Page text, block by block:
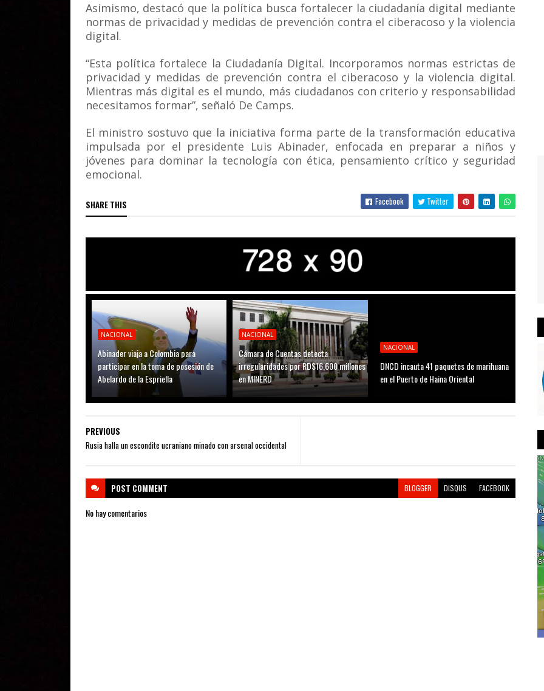
Asimismo, destacó que la política busca fortalecer la ciudadanía digital mediante
normas de privacidad y medidas de prevención contra el ciberacoso y la violencia
digital.
“Esta política fortalece la Ciudadanía Digital. Incorporamos normas estrictas de
privacidad y medidas de prevención contra el ciberacoso y la violencia digital.
Mientras más digital es el mundo, más ciudadanos con criterio y responsabilidad
necesitamos formar”, señaló De Camps.
El ministro sostuvo que la iniciativa forma parte de la transformación educativa
impulsada por el presidente Luis Abinader, enfocada en preparar a niños y
jóvenes para dominar la tecnología con ética, pensamiento crítico y seguridad
emocional.
SHARE THIS Facebook Twitter
NACIONAL
Abinader viaja a Colombia para
participar en la toma de posesión de
Abelardo de la Espriella
NACIONAL
Cámara de Cuentas detecta
irregularidades por RD$16,600 millones
en MINERD
NACIONAL
DNCD incauta 41 paquetes de marihuana
en el Puerto de Haina Oriental
PREVIOUS
Rusia halla un escondite ucraniano minado con arsenal occidental
POST COMMENT BLOGGER DISQUS FACEBOOK
No hay comentarios